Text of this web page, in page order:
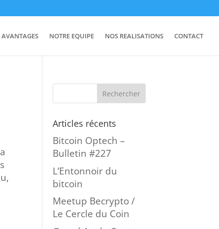
AVANTAGES NOTRE EQUIPE NOS REALISATIONS CONTACT
Articles récents
Bitcoin Optech –
Bulletin #227
L’Entonnoir du
bitcoin
Meetup Becrypto /
Le Cercle du Coin